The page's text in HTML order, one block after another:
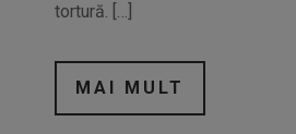
tortură. […]
MAI MULT